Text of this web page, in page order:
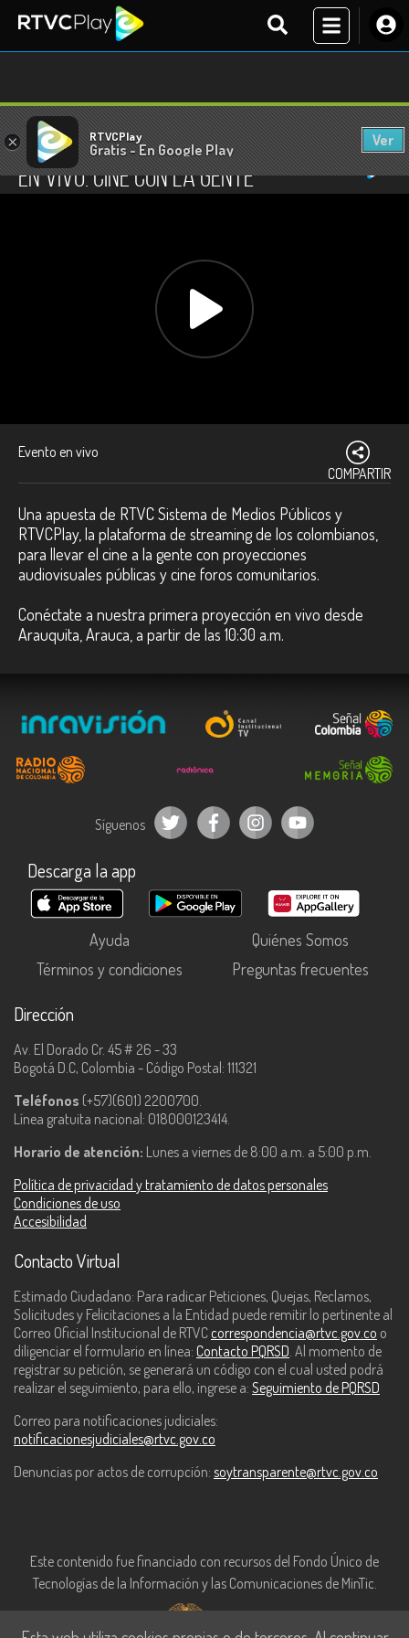
× RTVCPlay
Gratis - En Google Play
Ver
En vivo
En vivo: Cine con la gente
Evento en vivo
COMPARTIR
Una apuesta de RTVC Sistema de Medios Públicos y
RTVCPlay, la plataforma de streaming de los colombianos,
para llevar el cine a la gente con proyecciones
audiovisuales públicas y cine foros comunitarios.
Conéctate a nuestra primera proyección en vivo desde
Arauquita, Arauca, a partir de las 10:30 a.m.
Síguenos
Descarga la app
Ayuda
Quiénes Somos
Términos y condiciones
Preguntas frecuentes
Dirección
Av. El Dorado Cr. 45 # 26 - 33
Bogotá D.C, Colombia - Código Postal: 111321
Teléfonos (+57)(601) 2200700.
Línea gratuita nacional: 018000123414.
Horario de atención: Lunes a viernes de 8:00 a.m. a 5:00 p.m.
Política de privacidad y tratamiento de datos personales
Condiciones de uso
Accesibilidad
Contacto Virtual
Estimado Ciudadano: Para radicar Peticiones, Quejas, Reclamos,
Solicitudes y Felicitaciones a la Entidad puede remitir lo pertinente al
Correo Oficial Institucional de RTVC correspondencia@rtvc.gov.co o
diligenciar el formulario en línea: Contacto PQRSD. Al momento de
registrar su petición, se generará un código con el cual usted podrá
realizar el seguimiento, para ello, ingrese a: Seguimiento de PQRSD
Correo para notificaciones judiciales:
notificacionesjudiciales@rtvc.gov.co
Denuncias por actos de corrupción: soytransparente@rtvc.gov.co
Este contenido fue financiado con recursos del Fondo Único de
Tecnologías de la Información y las Comunicaciones de MinTic.